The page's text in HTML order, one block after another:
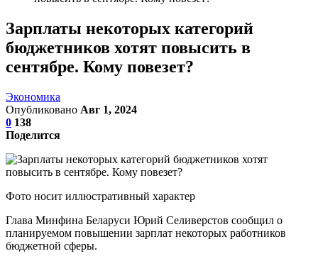
Зарплаты некоторых категорий
бюджетников хотят повысить в
сентябре. Кому повезет?
Экономика
Опубликовано Авг 1, 2024
0 138
Поделится
Фото носит иллюстративный характер
Глава Минфина Беларуси Юрий Селиверстов сообщил о
планируемом повышении зарплат некоторых работников
бюджетной сферы.